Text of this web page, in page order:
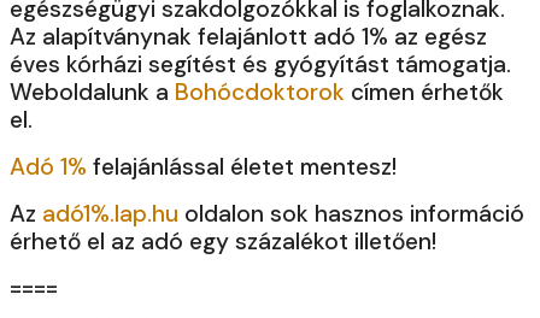
egészségügyi szakdolgozókkal is foglalkoznak.
Az alapítványnak felajánlott adó 1% az egész
éves kórházi segítést és gyógyítást támogatja.
Weboldalunk a Bohócdoktorok címen érhetők
el.
Adó 1% felajánlással életet mentesz!
Az adó1%.lap.hu oldalon sok hasznos információ
érhető el az adó egy százalékot illetően!
====